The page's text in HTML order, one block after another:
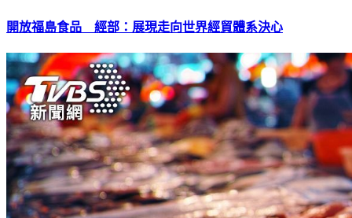
開放福島食品 經部：展現走向世界經貿體系決心